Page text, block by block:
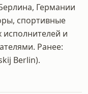
Германии
спортивные
исполнителей и
Ранее:
Berlin).